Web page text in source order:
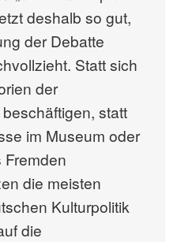
deshalb so gut,
der Debatte
Statt sich
der
statt
im Museum oder
die meisten
Kulturpolitik
die